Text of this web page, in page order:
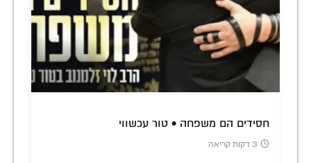
חסידים הם משפחה • טור עכשווי
3 דקות קריאה